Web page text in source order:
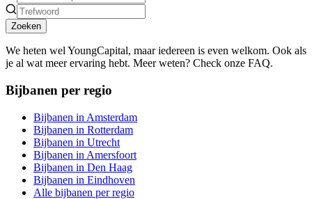
Zoeken
We heten wel YoungCapital, maar iedereen is even welkom. Ook als
je al wat meer ervaring hebt. Meer weten? Check onze FAQ.
Bijbanen per regio
Bijbanen in Amsterdam
Bijbanen in Rotterdam
Bijbanen in Utrecht
Bijbanen in Amersfoort
Bijbanen in Den Haag
Bijbanen in Eindhoven
Alle bijbanen per regio